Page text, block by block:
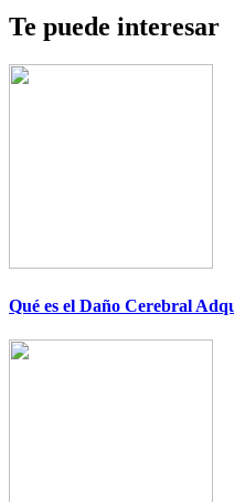
Te puede interesar
Qué es el Daño Cerebral